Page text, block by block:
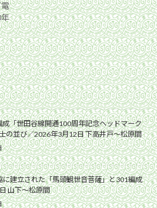
「世田谷線開通100周年記念ヘッドマーク
の並び／2026年3月12日 下高井戸〜松原間
に建立された「馬頭観世音菩薩」と301編成
山下〜松原間